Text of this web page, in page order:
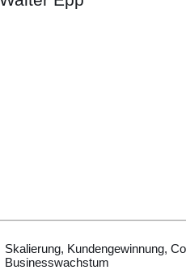
Skalierung, Kundengewinnung,
Businesswachstum